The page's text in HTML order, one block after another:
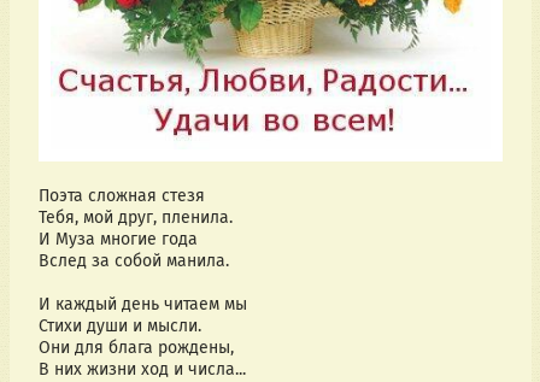
Поэта сложная стезя
Тебя, мой друг, пленила.
И Муза многие года
Вслед за собой манила.
И каждый день читаем мы
Стихи души и мысли.
Они для блага рождены,
В них жизни ход и числа...